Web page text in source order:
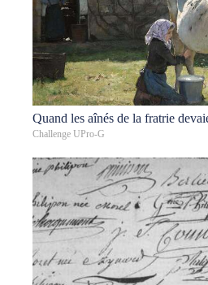
Quand les aînés de la fratrie
Challenge UPro-G